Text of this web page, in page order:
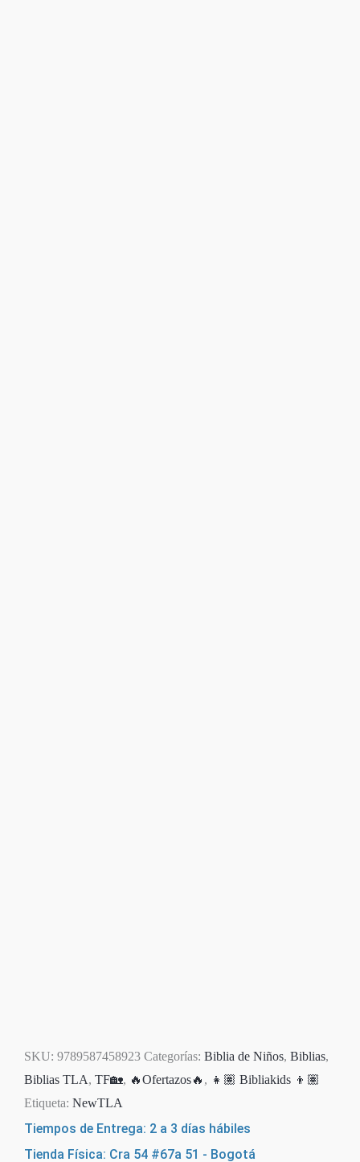
SKU: 9789587458923 Categorías: Biblia de Niños, Biblias,
Biblias TLA, TF🏡, 🔥Ofertazos🔥 , 👧🏽 Bibliakids 👦🏽
Etiqueta: NewTLA
Tiempos de Entrega: 2 a 3 días hábiles
Tienda Física: Cra 54 #67a 51 - Bogotá